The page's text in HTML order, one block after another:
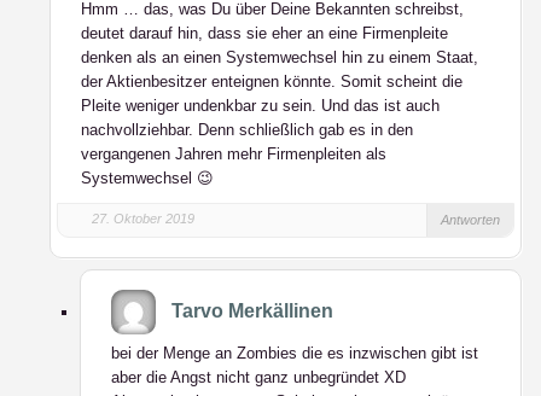
Hmm … das, was Du über Deine Bekannten schreibst,
deutet darauf hin, dass sie eher an eine Firmenpleite
denken als an einen Systemwechsel hin zu einem Staat,
der Aktienbesitzer enteignen könnte. Somit scheint die
Pleite weniger undenkbar zu sein. Und das ist auch
nachvollziehbar. Denn schließlich gab es in den
vergangenen Jahren mehr Firmenpleiten als
Systemwechsel 😉
27. Oktober 2019 Antworten
Tarvo Merkällinen
bei der Menge an Zombies die es inzwischen gibt ist
aber die Angst nicht ganz unbegründet XD